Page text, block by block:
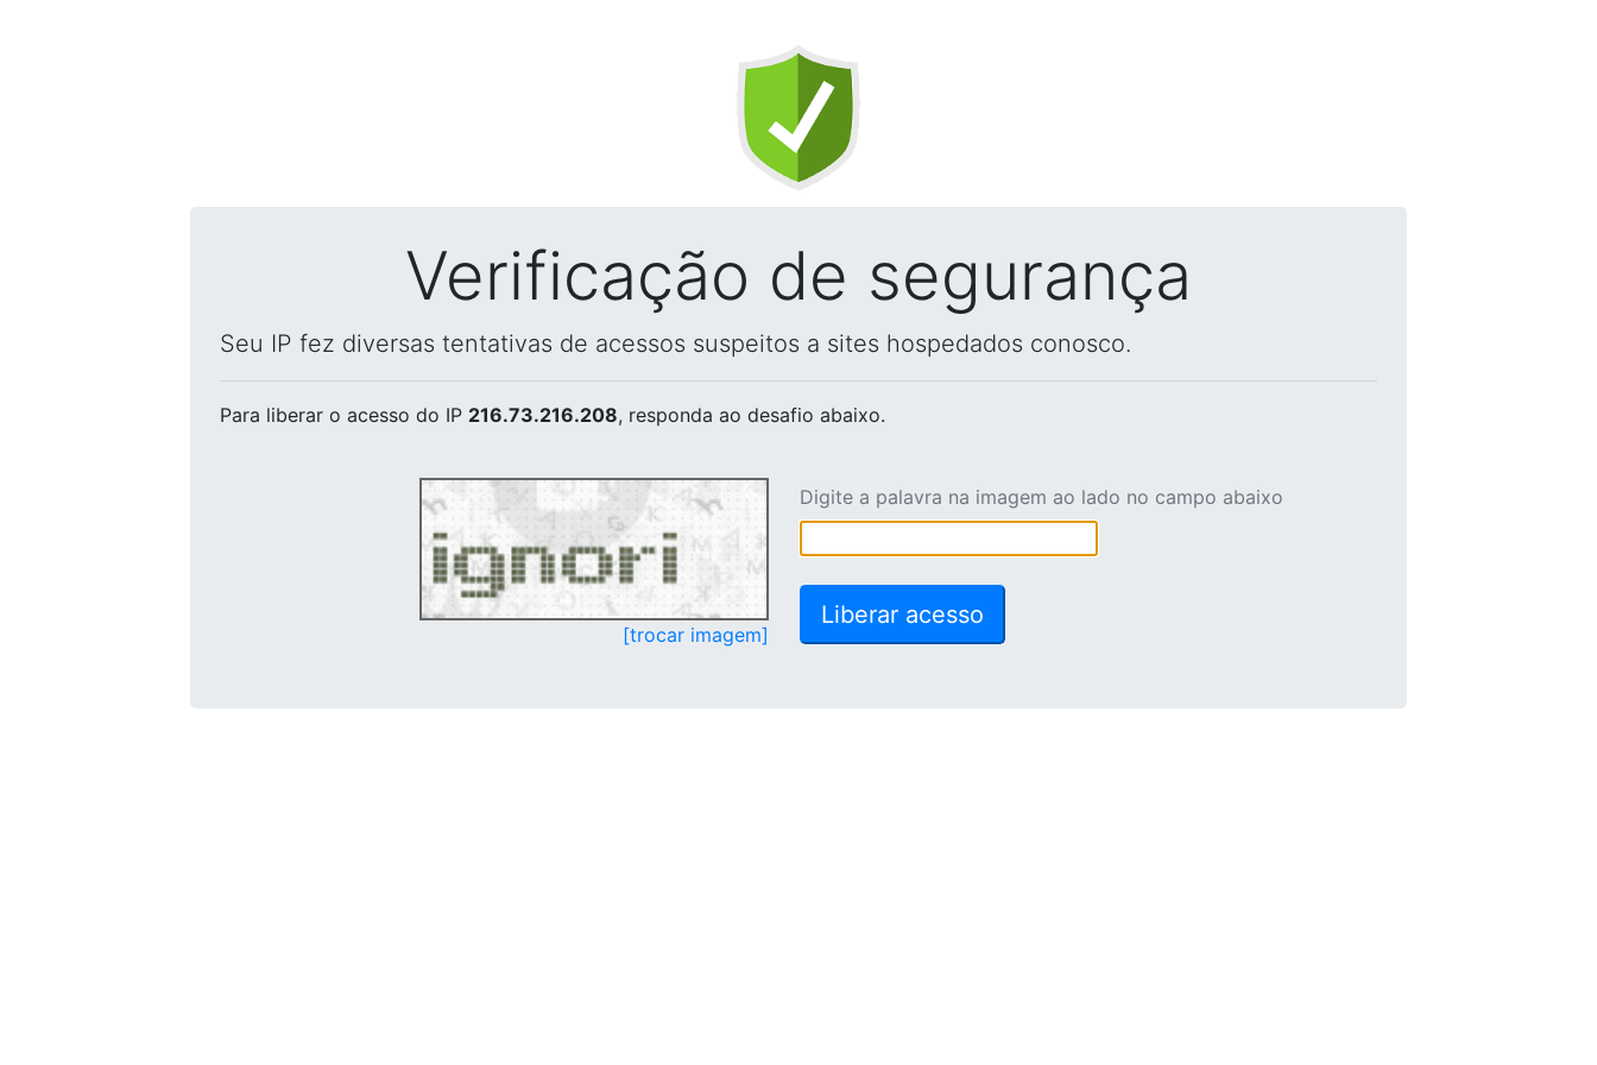
Verificação de segurança
Seu IP fez diversas tentativas de acessos suspeitos a sites hospedados conosco.
Para liberar o acesso do IP 216.73.216.208, responda ao desafio abaixo.
[trocar imagem]
Digite a palavra na imagem ao lado no campo abaixo